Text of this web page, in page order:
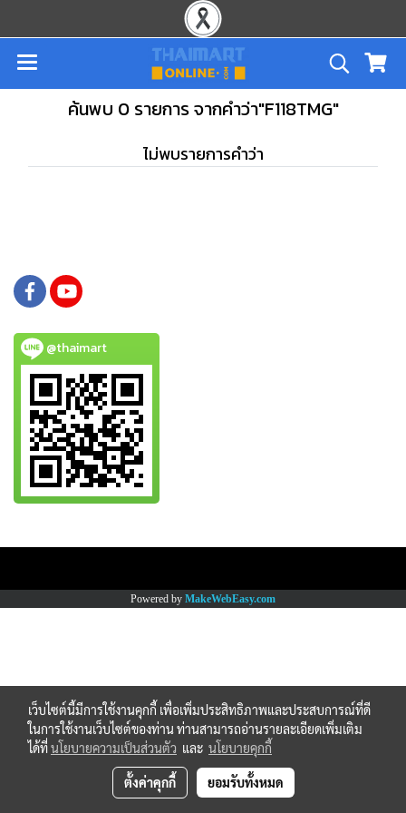
ค้นพบ 0 รายการ จากคำว่า"F118TMG"
ไม่พบรายการคำว่า
@thaimart
Powered by MakeWebEasy.com
เว็บไซต์นี้มีการใช้งานคุกกี้ เพื่อเพิ่มประสิทธิภาพและประสบการณ์ที่ดี
ในการใช้งานเว็บไซต์ของท่าน ท่านสามารถอ่านรายละเอียดเพิ่มเติม
ได้ที่นโยบายความเป็นส่วนตัว และ นโยบายคุกกี้
ตั้งค่าคุกกี้ ยอมรับทั้งหมด